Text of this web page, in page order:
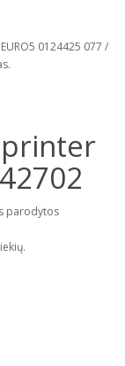
0124425 077 /
parodytos